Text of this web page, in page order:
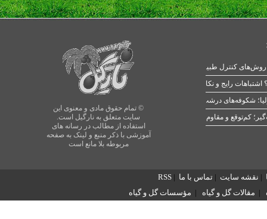
© تمام حقوق مادی و معنوی این
سایت متعلق به نارگیل است.
استفاده از مطالب در رسانه های
آموزشی با ذکر منبع و لینک به صفحه
مربوطه بلا مانع است
رایج و نکات طلایی
شکوفه‌های درشت در بهار
| نقشه سایت | تماس با ما |
RSS
| مقالات گل و گیاه | مؤسسات گل و گیاه